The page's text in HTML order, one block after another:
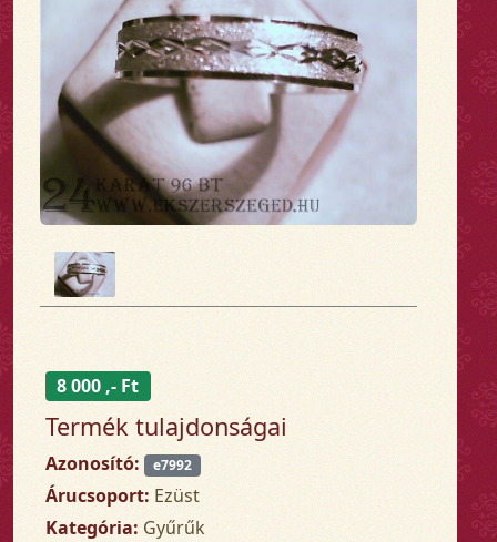
8 000 ,- Ft
Termék tulajdonságai
Azonosító: e7992
Árucsoport: Ezüst
Kategória: Gyűrűk